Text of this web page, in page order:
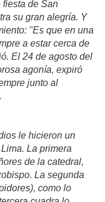
de San
su gran alegría. Y
"Es que en una
a estar cerca de
El 24 de agosto del
agonía, expiró
junto al
le hicieron un
La primera
de la catedral,
La segunda
como lo